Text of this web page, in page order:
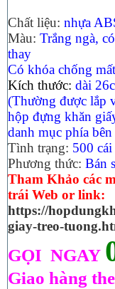
Chất liệu: nhựa
Màu: Trắng ngà,
thay
Có khóa chống
Kích thước: dài
(Thường được lắp
hộp đựng khăn
danh mục phía
Tình trạng: 500 cái
Phương thức: Bán
Tham Khảo các
trái Web or link:
https://
giay-treo-
GỌI NGAY
Giao hàng